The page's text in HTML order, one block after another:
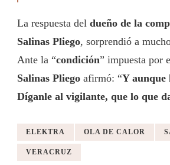
La respuesta del dueño de la
Salinas Pliego, sorprendió a
Ante la “condición” impuesta por
Salinas Pliego afirmó: “Y
Díganle al vigilante, que lo que
ELEKTRA OLA DE CALOR
VERACRUZ